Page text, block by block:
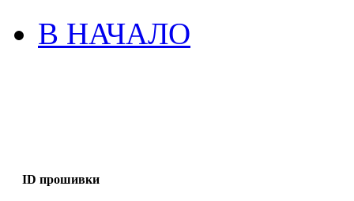
В НАЧАЛО
ID прошивки